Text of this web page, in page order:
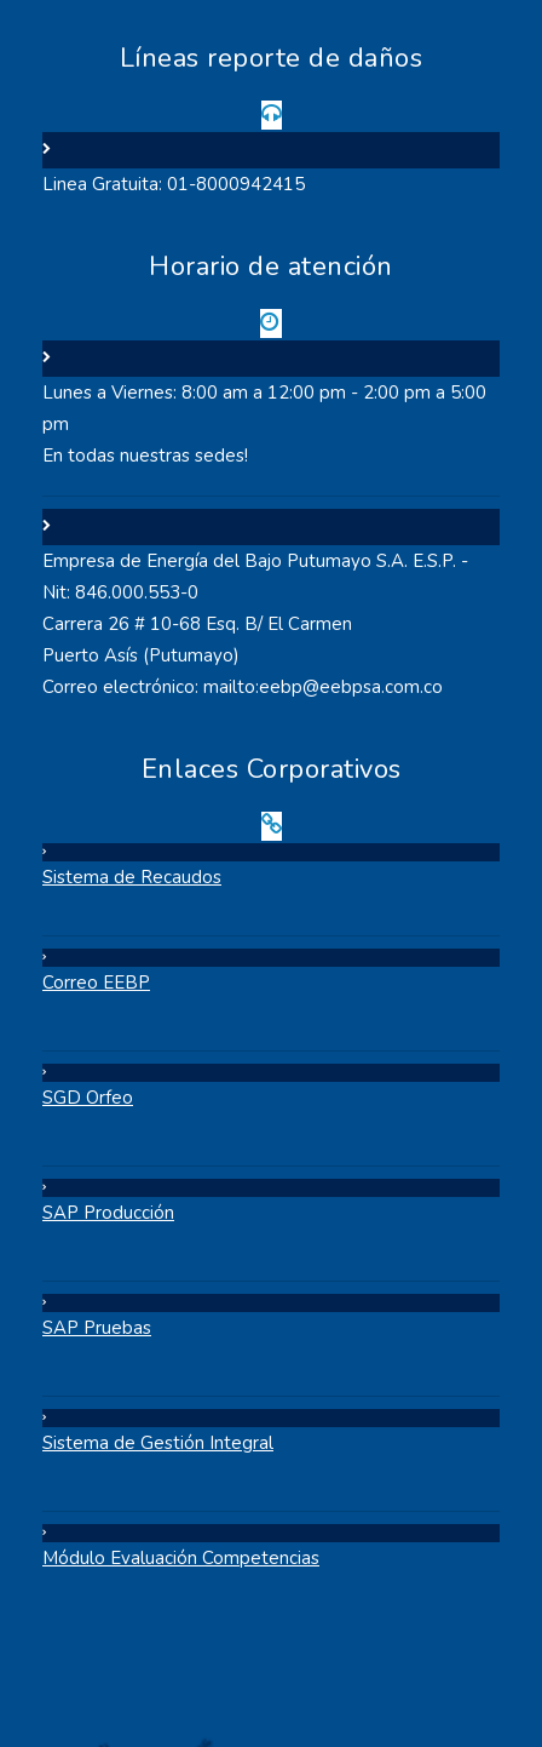
Líneas reporte de daños
Linea Gratuita: 01-8000942415
Horario de atención
Lunes a Viernes: 8:00 am a 12:00 pm - 2:00 pm a 5:00
pm
En todas nuestras sedes!
Empresa de Energía del Bajo Putumayo S.A. E.S.P. -
Nit: 846.000.553-0
Carrera 26 # 10-68 Esq. B/ El Carmen
Puerto Asís (Putumayo)
Correo electrónico: mailto:eebp@eebpsa.com.co
Enlaces Corporativos
Sistema de Recaudos
Correo EEBP
SGD Orfeo
SAP Producción
SAP Pruebas
Sistema de Gestión Integral
Módulo Evaluación Competencias